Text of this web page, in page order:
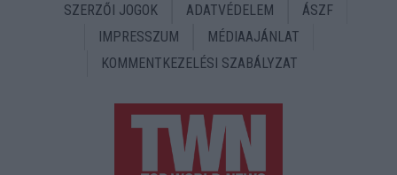
SZERZŐI JOGOK ADATVÉDELEM
ÁSZF
IMPRESSZUM
MÉDIAAJÁNLAT
KOMMENTKEZELÉSI SZABÁLYZAT